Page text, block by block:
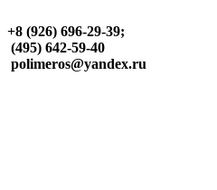
+8 (926) 696-29-39;
(495) 642-59-40
polimeros@yandex.ru